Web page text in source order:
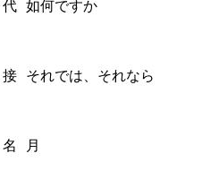
代 如何ですか
接 それでは、それなら
名 月